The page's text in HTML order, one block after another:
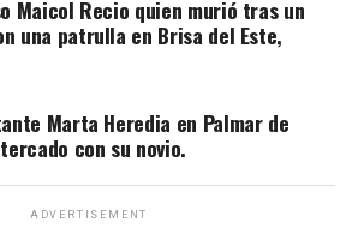
Maicol Recio quien murió tras un
una patrulla en Brisa del Este,
Marta Heredia en Palmar de
con su novio.
ADVERTISEMENT